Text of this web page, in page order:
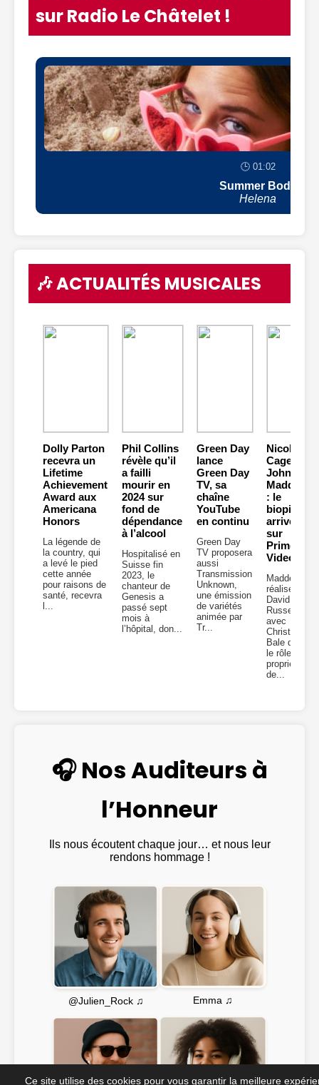
sur Radio Le Châtelet !
🕒 01:02
Summer Body
Helena
🎶 ACTUALITÉS MUSICALES
Dolly Parton
recevra un
Lifetime
Achievement
Award aux
Americana
Honors
La légende de
la country, qui
a levé le pied
cette année
pour raisons de
santé, recevra
l...
Phil Collins
révèle qu’il
a failli
mourir en
2024 sur
fond de
dépendance
à l’alcool
Hospitalisé en
Suisse fin
2023, le
chanteur de
Genesis a
passé sept
mois à
l’hôpital, don...
Green Day
lance
Green Day
TV, sa
chaîne
YouTube
en continu
Green Day
TV proposera
aussi
Transmission
Unknown,
une émission
de variétés
animée par
Tr...
Nicolas
Cage en
John
Madden
: le
biopic
arrive
sur
Prime
Video
Madden,
réalisé par
David O.
Russell,
avec
Christian
Bale dans
le rôle du
propriétaire
de...
🎧 Nos Auditeurs à
l’Honneur
Ils nous écoutent chaque jour… et nous leur
rendons hommage !
@Julien_Rock ♫ Emma ♫
Ce site utilise des cookies pour vous garantir la meilleure